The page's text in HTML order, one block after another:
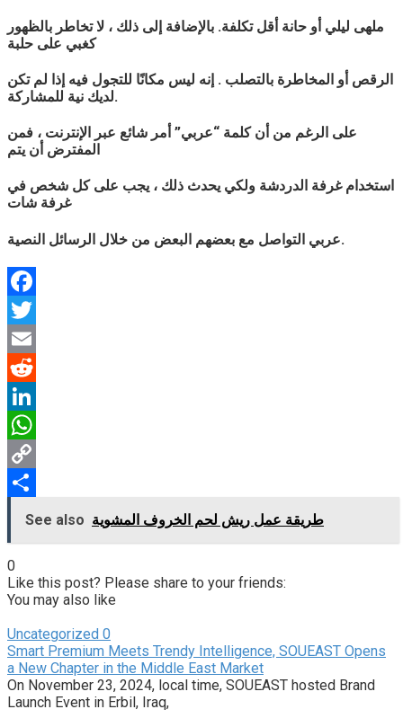
ملهى ليلي أو حانة أقل تكلفة. بالإضافة إلى ذلك ، لا تخاطر بالظهور
كغبي على حلبة
الرقص أو المخاطرة بالتصلب . إنه ليس مكانًا للتجول فيه إذا لم تكن
لديك نية للمشاركة.
على الرغم من أن كلمة “عربي” أمر شائع عبر الإنترنت ، فمن
المفترض أن يتم
استخدام غرفة الدردشة ولكي يحدث ذلك ، يجب على كل شخص في
غرفة شات
عربيالتواصل مع بعضهم البعض من خلال الرسائل النصية.
Facebook
Twitter
Email
Reddit
LinkedIn
WhatsApp
Copy
Link
Share
See also طريقة عمل ريش لحم الخروف المشوية
0
Like this post? Please share to your friends:
You may also like
Uncategorized 0
Smart Premium Meets Trendy Intelligence, SOUEAST Opens
a New Chapter in the Middle East Market
On November 23, 2024, local time, SOUEAST hosted Brand
Launch Event in Erbil, Iraq,